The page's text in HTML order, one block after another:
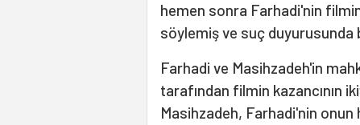
hemen sonra Farhadi'nin
söylemiş ve suç duyurusunda
Farhadi ve Masihzadeh'in
tarafından filmin kazancının
Masihzadeh, Farhadi'nin onun